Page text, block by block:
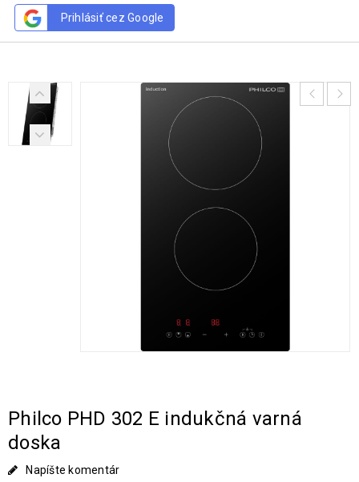
Prihlásiť cez Google
Philco PHD 302 E indukčná varná
doska
Napíšte komentár